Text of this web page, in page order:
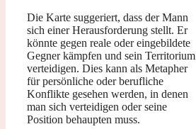
Die Karte suggeriert, dass der Mann
sich einer Herausforderung stellt. Er
könnte gegen reale oder eingebildete
Gegner kämpfen und sein Territorium
verteidigen. Dies kann als Metapher
für persönliche oder berufliche
Konflikte gesehen werden, in denen
man sich verteidigen oder seine
Position behaupten muss.